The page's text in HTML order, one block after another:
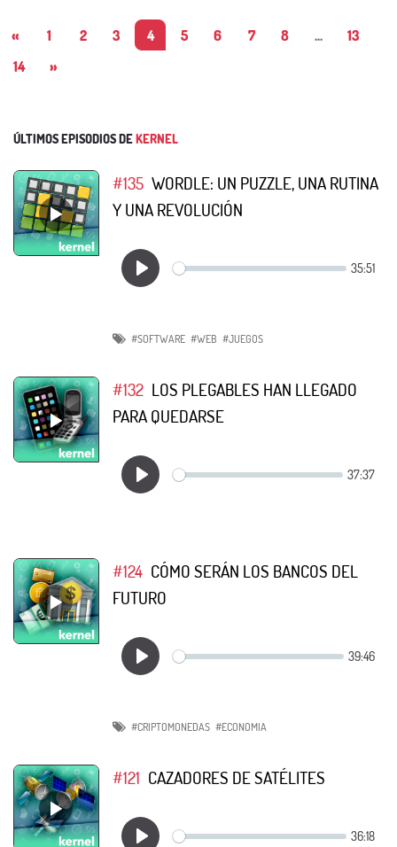
« 1 2 3 4 5 6 7 8 ...
13
14
»
ÚLTIMOS EPISODIOS DEKERNEL
#135 WORDLE: UN PUZZLE, UNA RUTINA
Y UNA REVOLUCIÓN
#SOFTWARE #WEB #JUEGOS
#132 LOS PLEGABLES HAN LLEGADO
PARA QUEDARSE
#124 CÓMO SERÁN LOS BANCOS DEL
FUTURO
#CRIPTOMONEDAS #ECONOMIA
#121 CAZADORES DE SATÉLITES